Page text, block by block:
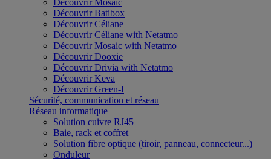
Découvrir Mosaic
Découvrir Batibox
Découvrir Céliane
Découvrir Céliane with Netatmo
Découvrir Mosaic with Netatmo
Découvrir Dooxie
Découvrir Drivia with Netatmo
Découvrir Keva
Découvrir Green-I
Sécurité, communication et réseau
Réseau informatique
Solution cuivre RJ45
Baie, rack et coffret
Solution fibre optique (tiroir, panneau, connecteur...)
Onduleur